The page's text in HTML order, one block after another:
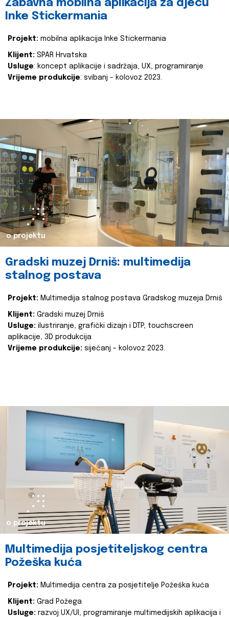
Zabavna mobilna aplikacija za djecu
Inke Stickermania
Projekt: mobilna aplikacija Inke Stickermania
Klijent: SPAR Hrvatska
Usluge: koncept aplikacije i sadržaja, UX, programiranje
Vrijeme produkcije: svibanj - kolovoz 2023.
o projektu
Gradski muzej Drniš: multimedija
stalnog postava
Projekt: Multimedija stalnog postava Gradskog muzeja Drniš
Klijent: Gradski muzej Drniš
Usluge: ilustriranje, grafički dizajn i DTP, touchscreen
aplikacije, 3D produkcija
Vrijeme produkcije: siječanj - kolovoz 2023.
o projektu
Multimedija posjetiteljskog centra
Požeška kuća
Projekt: Multimedija centra za posjetitelje Požeška kuća
Klijent: Grad Požega
Usluge: razvoj UX/UI, programiranje multimedijskih aplikacija i